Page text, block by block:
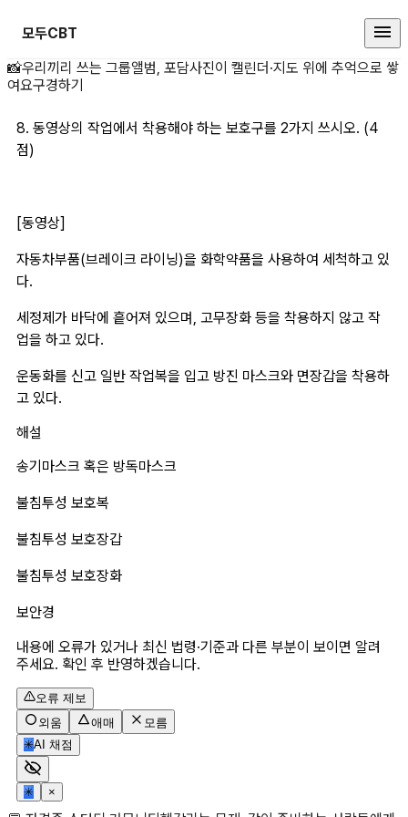
모두CBT
8. 동영상의 작업에서 상세 페이지
📸우리끼리 쓰는 그룹앨범, 포담사진이 캘린더·지도 위에 추억으로 쌓
여요구경하기
8. 동영상의 작업에서 착용해야 하는 보호구를 2가지 쓰시오. (4
점)
[동영상]
자동차부품(브레이크 라이닝)을 화학약품을 사용하여 세척하고 있
다.
세정제가 바닥에 흩어져 있으며, 고무장화 등을 착용하지 않고 작
업을 하고 있다.
운동화를 신고 일반 작업복을 입고 방진 마스크와 면장갑을 착용하
고 있다.
해설
송기마스크 혹은 방독마스크
불침투성 보호복
불침투성 보호장갑
불침투성 보호장화
보안경
내용에 오류가 있거나 최신 법령·기준과 다른 부분이 보이면 알려
주세요. 확인 후 반영하겠습니다.
오류 제보
외움
애매
모름
✳AI 채점
✳ ×